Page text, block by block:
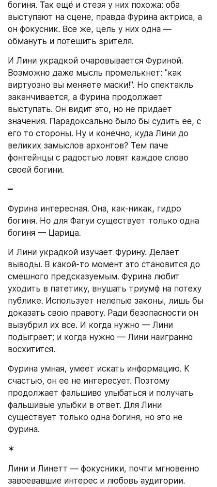
богиня. Так ещё и стезя у них похожа: оба
выступают на сцене, правда Фурина актриса, а
он фокусник. Все же, цель у них одна —
обмануть и потешить зрителя.
И Лини украдкой очаровывается Фуриной.
Возможно даже мысль промелькнет: "как
виртуозно вы меняете маски!". Но спектакль
заканчивается, а Фурина продолжает
выступать. Он видит это, но не придает
значения. Парадоксально было бы судить ее, с
его то стороны. Ну и конечно, куда Лини до
великих замыслов архонтов? Тем паче
фонтейнцы с радостью ловят каждое слово
своей богини.
━
Фурина интересная. Она, как-никак, гидро
богиня. Но для Фатуи существует только одна
богиня — Царица.
И Лини украдкой изучает Фурину. Делает
выводы. В какой-то момент это становится до
смешного предсказуемым. Фурина любит
уходить в патетику, внушать триумф на потеху
публике. Использует нелепые законы, лишь бы
доказать свою правоту. Ради безопасности он
вызубрил их все. И когда нужно — Лини
подыграет; и когда нужно — Лини наигранно
восхитится.
Фурина умная, умеет искать информацию. К
счастью, он ее не интересует. Поэтому
продолжает фальшиво улыбаться и получать
фальшивые улыбки в ответ. Для Лини
существует только одна богиня, но это не
Фурина.
✶
Лини и Линетт — фокусники, почти мгновенно
завоевавшие интерес и любовь аудитории.